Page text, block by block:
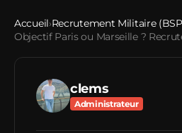
Accueil›Recrutement Militaire
Objectif Paris ou Marseille ?
clems
Administrateur